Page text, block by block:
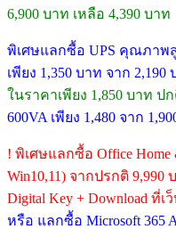
6,900 บาท เหลือ 4,390 บาท
พิเศษแลกซื้อ UPS คุณภาพสู
เพียง 1,350 บาท จาก 2,190
ในราคาเพียง 1,850 บาท ป
600VA เพียง 1,480 จาก
! พิเศษแลกซื้อ Office Home
Win10,11) จากปรกติ
Digital Key + Download ที่เ
หรือ แลกซื้อ Microsoft 365